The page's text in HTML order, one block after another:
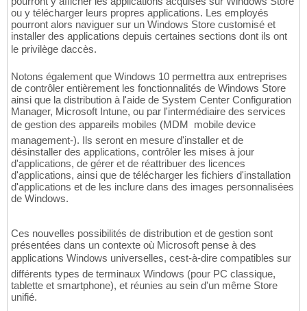
ou y télécharger leurs propres applications. Les employés
pourront alors naviguer sur un Windows Store customisé et
installer des applications depuis certaines sections dont ils ont
le privilège daccès.
Notons également que Windows 10 permettra aux entreprises
de contrôler entièrement les fonctionnalités de Windows Store
ainsi que la distribution à l'aide de System Center Configuration
Manager, Microsoft Intune, ou par l'intermédiaire des services
de gestion des appareils mobiles (MDM  mobile device
management-). Ils seront en mesure d'installer et de
désinstaller des applications, contrôler les mises à jour
d'applications, de gérer et de réattribuer des licences
d'applications, ainsi que de télécharger les fichiers d'installation
d'applications et de les inclure dans des images personnalisées
de Windows.
Ces nouvelles possibilités de distribution et de gestion sont
présentées dans un contexte où Microsoft pense à des
applications Windows universelles, cest-à-dire compatibles sur
différents types de terminaux Windows (pour PC classique,
tablette et smartphone), et réunies au sein d'un même Store
unifié.